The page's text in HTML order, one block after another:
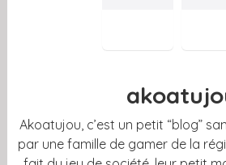
Akoatujou, c’est un petit “blog”
par une famille de gamer de la